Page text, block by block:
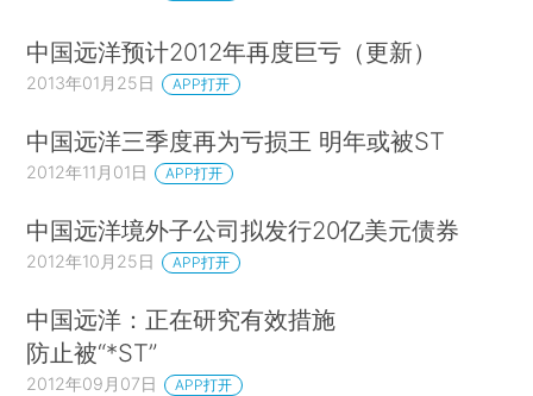
中国远洋预计2012年再度巨亏（更新）
2013年01月25日 APP打开
中国远洋三季度再为亏损王 明年或被ST
2012年11月01日 APP打开
中国远洋境外子公司拟发行20亿美元债券
2012年10月25日 APP打开
中国远洋：正在研究有效措施
防止被“*ST”
2012年09月07日 APP打开